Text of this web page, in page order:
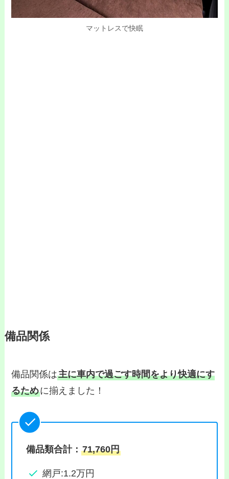
マットレスで快眠
備品関係
備品関係は主に車内で過ごす時間をより快適にす
るために揃えました！
備品類合計：71,760円
網戸:1.2万円